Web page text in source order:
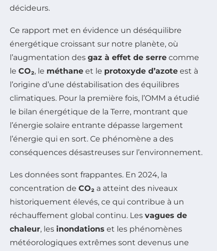
décideurs.
Ce rapport met en évidence un déséquilibre
énergétique croissant sur notre planète, où
l’augmentation des gaz à effet de serre comme
le CO₂, le méthane et le protoxyde d’azote est à
l’origine d’une déstabilisation des équilibres
climatiques. Pour la première fois, l’OMM a étudié
le bilan énergétique de la Terre, montrant que
l’énergie solaire entrante dépasse largement
l’énergie qui en sort. Ce phénomène a des
conséquences désastreuses sur l’environnement.
Les données sont frappantes. En 2024, la
concentration de CO₂ a atteint des niveaux
historiquement élevés, ce qui contribue à un
réchauffement global continu. Les vagues de
chaleur, les inondations et les phénomènes
météorologiques extrêmes sont devenus une